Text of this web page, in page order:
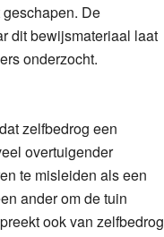
De
dit bewijsmateriaal laat
onderzocht.
dat zelfbedrog een
overtuigender
te misleiden als een
ander om de tuin
ook van zelfbedrog